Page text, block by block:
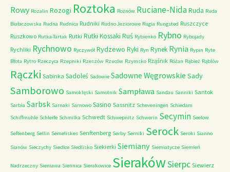
Rowy Rozalin Rozogi Roztoka Rożnów Ruciane-NidaRuda Ruda
Białaczowska Rudna Rudnica Rudniki Rudno Jeziorowe Rugia Rungsted Ruszczyce
Ruszkowo Rutka-Tartak Rutki Rutki Kossaki Ruś Rybienko Rybno Rybojady
Rychliki Rychnowo Ryczywół Rydzewo Ryki Ryn Rynek Rynia Rypin Ryte
Błota Rytro Rzeczyca Rzepniki Rzeszów Rzuców Rzymsko Rząśnik Różan Rąbież Rąblów
Rączki Sabinka Sadoleś Sadowie Sadowne Węgrowskie Sady
Samborowo Samoklęski Samotnik Sampława Sandau Sanniki Santok
Sarbia Sarbsk Sarnaki Sarnowo Sasino Sassnitz Scheveningen Schiedam
Schiffmuhle Schleife Schmilka Schwedt Schwepnitz Schwerin Secymin Seelow
Seftenberg Sellin Semeliskes Senftenberg Serby Serniki Serock Seroki Sianno
Sianów Sieczychy Siedlce Siedlisko Siekierki Siemiany Siemiatycze Siemień
Nadrzeczny Sieniawa Siennica Sierakowice SierakówSierpc Siewierz